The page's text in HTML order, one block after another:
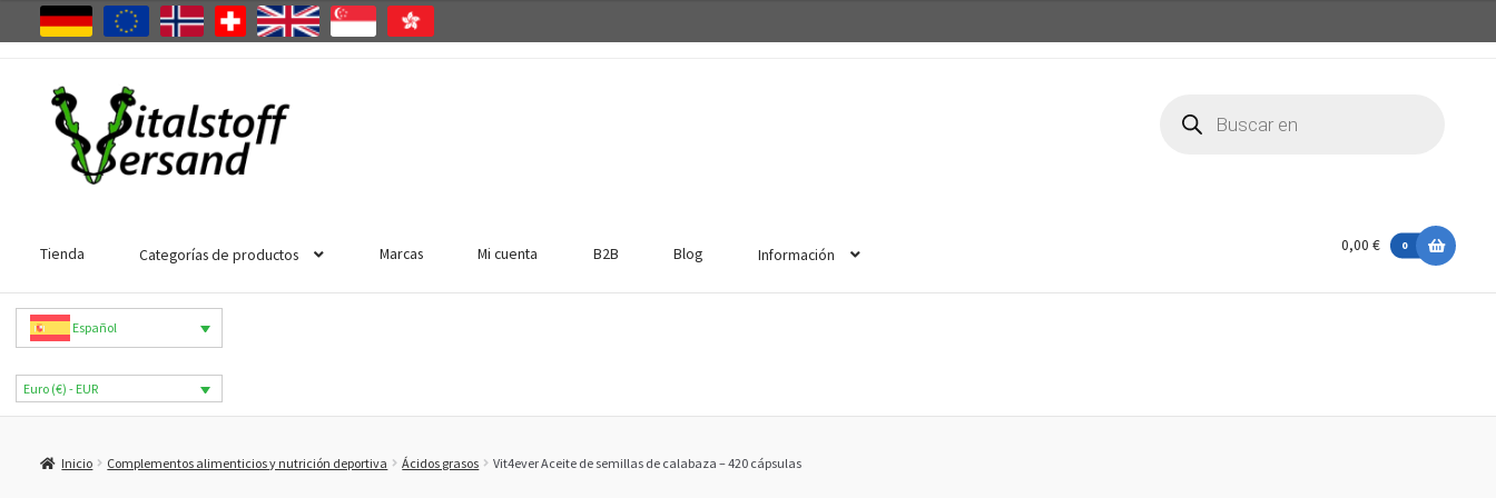
navegación
contenido
productos
Tienda Categorías de productos Marcas Mi cuenta B2B Blog Información
0,00 € 0
Español
Euro (€) - EUR
Inicio Complementos alimenticios y nutrición deportiva Ácidos grasos Vit4ever Aceite de semillas de calabaza – 420 cápsulas